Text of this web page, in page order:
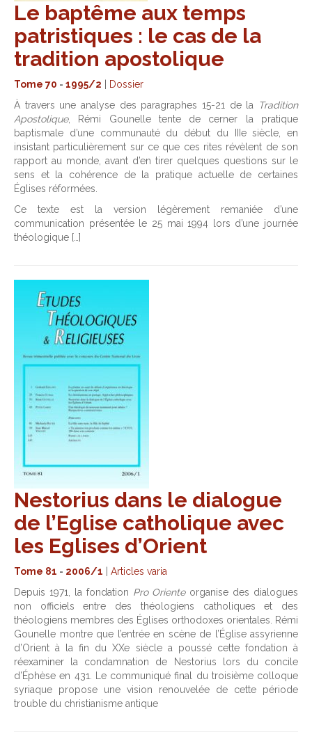
Le baptême aux temps
patristiques : le cas de la
tradition apostolique
Tome 70 - 1995/2
Dossier
À travers une analyse des paragraphes 15-21 de la
Tradition
Apostolique, Rémi Gounelle tente de cerner la pratique
baptismale d’une communauté du début du IIIe siècle, en
insistant particulièrement sur ce que ces rites révèlent de son
rapport au monde, avant d’en tirer quelques questions sur le
sens et la cohérence de la pratique actuelle de certaines
Églises réformées.
Ce texte est la version légèrement remaniée d’une
communication présentée le 25 mai 1994 lors d’une journée
théologique […]
Nestorius dans le dialogue
de l’Eglise catholique avec
les Eglises d’Orient
Tome 81 - 2006/1
Articles varia
Depuis 1971, la fondation Pro Orienteorganise des dialogues
non officiels entre des théologiens catholiques et des
théologiens membres des Églises orthodoxes orientales. Rémi
Gounelle montre que l’entrée en scène de l’Église assyrienne
d’Orient à la fin du XXe siècle a poussé cette fondation à
réexaminer la condamnation de Nestorius lors du concile
d’Éphèse en 431. Le communiqué final du troisième colloque
syriaque propose une vision renouvelée de cette période
trouble du christianisme antique